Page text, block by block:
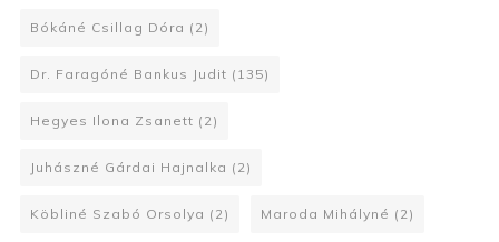
Bókáné Csillag Dóra (2)
Dr. Faragóné Bankus Judit (135)
Hegyes Ilona Zsanett (2)
Juhászné Gárdai Hajnalka (2)
Köbliné Szabó Orsolya (2) Maroda Mihályné (2)